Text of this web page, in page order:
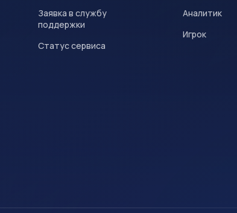
Заявка в службу
поддержки
Статус сервиса
Аналитик
Игрок